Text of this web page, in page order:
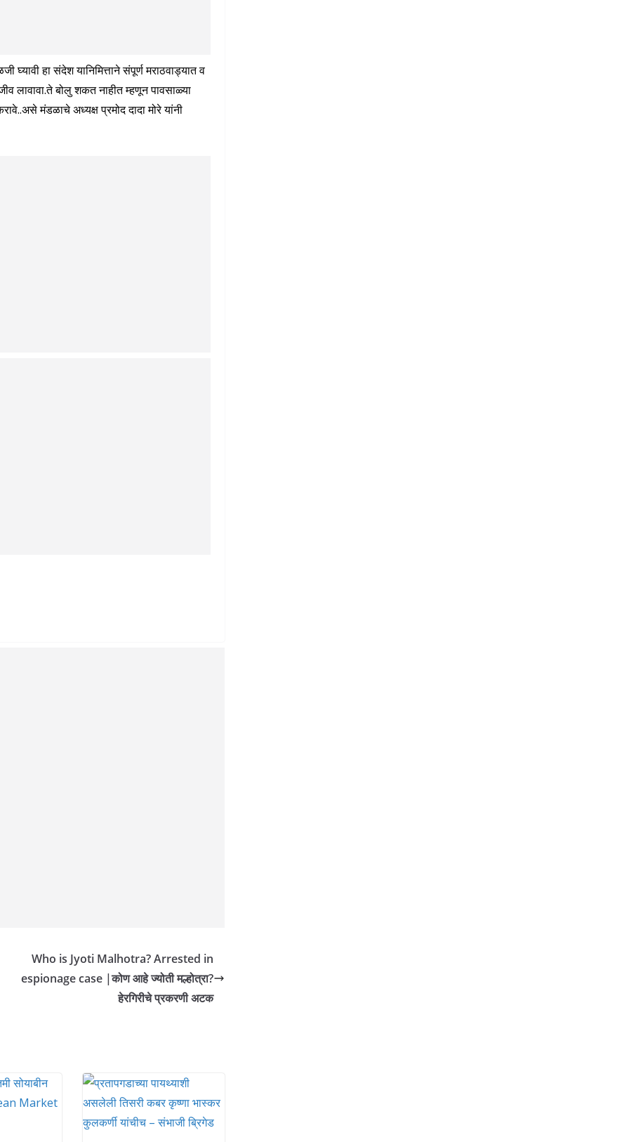
घ्यावी हा संदेश यानिमित्ताने संपूर्ण मराठवाड्यात व
लावावा.ते बोलु शकत नाहीत म्हणून पावसाळ्या
मंडळाचे अध्यक्ष प्रमोद दादा मोरे यांनी
Who is Jyoti Malhotra? Arrested in
espionage case |कोण आहे ज्योती मल्होत्रा?
हेरगिरीचे प्रकरणी अटक